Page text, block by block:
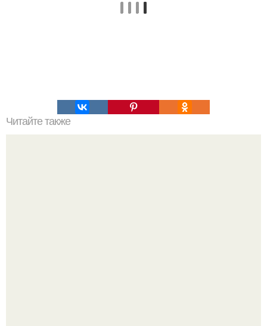
Читайте также